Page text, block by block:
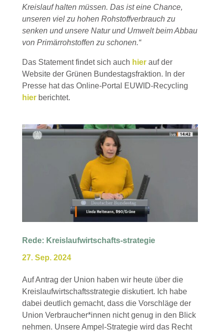
Kreislauf halten müssen. Das ist eine Chance,
unseren viel zu hohen Rohstoffverbrauch zu
senken und unsere Natur und Umwelt beim Abbau
von Primärrohstoffen zu schonen.“
Das Statement findet sich auch hierauf der
Website der Grünen Bundestagsfraktion. In der
Presse hat das Online-Portal EUWID-Recycling
hierberichtet.
Rede: Kreislaufwirtschafts-strategie
27. Sep. 2024
Auf Antrag der Union haben wir heute über die
Kreislaufwirtschaftsstrategie diskutiert. Ich habe
dabei deutlich gemacht, dass die Vorschläge der
Union Verbraucher*innen nicht genug in den Blick
nehmen. Unsere Ampel-Strategie wird das Recht